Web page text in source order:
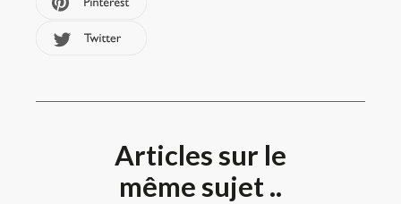
Articles sur le
même sujet ..